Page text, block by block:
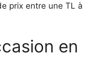
prix entre une TL à
en